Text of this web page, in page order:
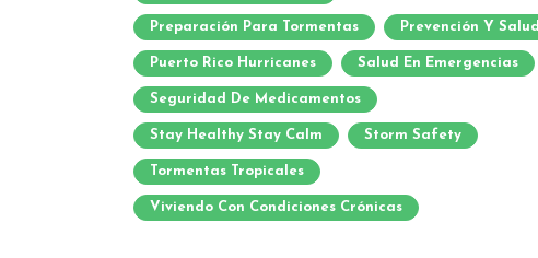
Preparación Para Tormentas Prevención Y Salud
Puerto Rico Hurricanes Salud En Emergencias
Seguridad De Medicamentos
Stay Healthy Stay Calm Storm Safety
Tormentas Tropicales
Viviendo Con Condiciones Crónicas